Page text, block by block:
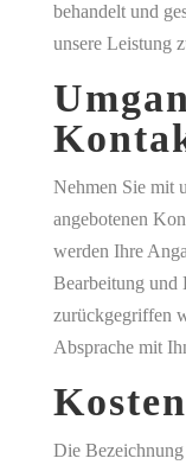
behandelt und
unsere Leistung
Nehmen Sie mit
angebotenen
werden Ihre
Bearbeitung und
zurückgegriffen
Absprache mit
Die